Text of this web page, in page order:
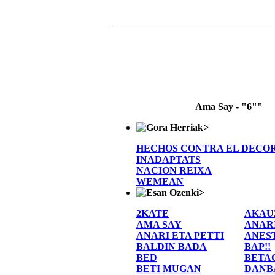
Ama Say - "6""
>
HECHOS CONTRA EL
INADAPTATS
NACION REIXA
WEMEAN
>
2KATE
AMA SAY
ANARI ETA PETTI
BALDIN BADA
BAP!!
BED
BETI MUGAN